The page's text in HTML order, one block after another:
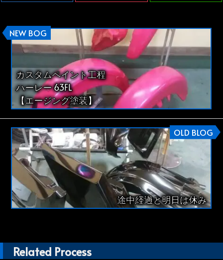
NEW BOG
カスタムペイント工程
ハーレー 63FL
【エージング塗装】
OLD BLOG
途中経過と明日は休み
Related Process